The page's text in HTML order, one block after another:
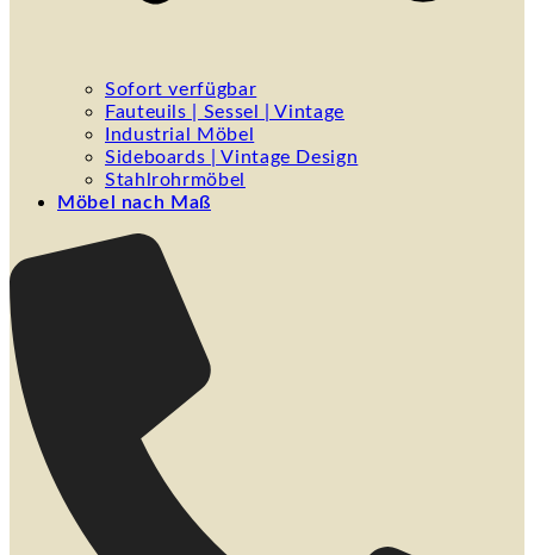
Sofort verfügbar
Fauteuils | Sessel | Vintage
Industrial Möbel
Sideboards | Vintage Design
Stahlrohrmöbel
Möbel nach Maß